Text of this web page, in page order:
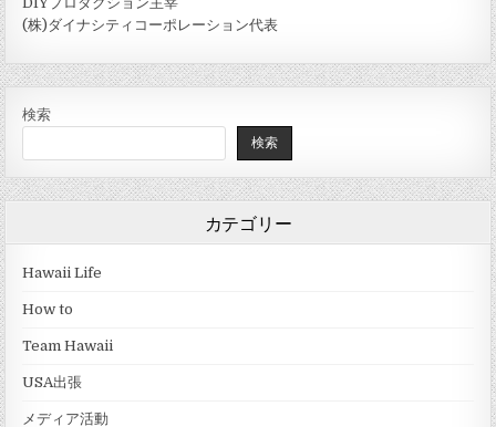
(株)ダイナシティコーポレーション代表
検索
検索
カテゴリー
Hawaii Life
How to
Team Hawaii
USA出張
メディア活動